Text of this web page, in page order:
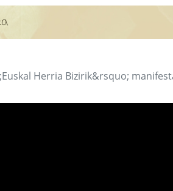
Herria Bizirik&rsquo;